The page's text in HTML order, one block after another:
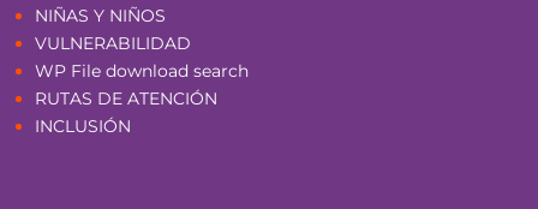
NIÑAS Y NIÑOS
VULNERABILIDAD
WP File download search
RUTAS DE ATENCIÓN
INCLUSIÓN